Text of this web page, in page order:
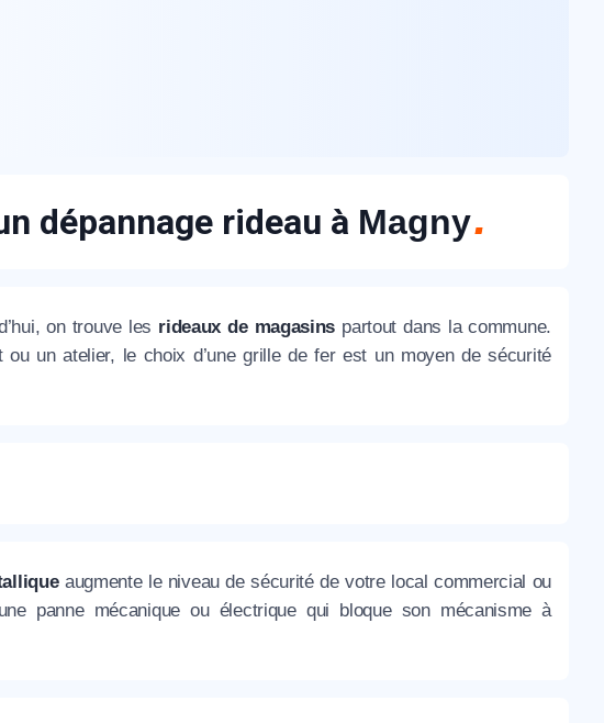
dépannage rideau à Magny
on trouve les rideaux de magasins partout dans la commune.
un atelier, le choix d’une grille de fer est un moyen de sécurité
augmente le niveau de sécurité de votre local commercial ou
panne mécanique ou électrique qui bloque son mécanisme à